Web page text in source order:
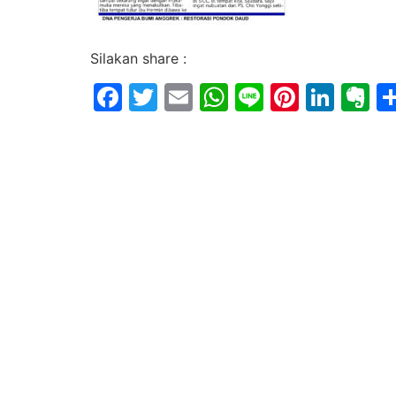
Silakan share :
Facebook
Twitter
EmailWhatsApp
Line